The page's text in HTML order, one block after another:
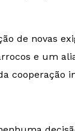
de novas
e um
cooperação